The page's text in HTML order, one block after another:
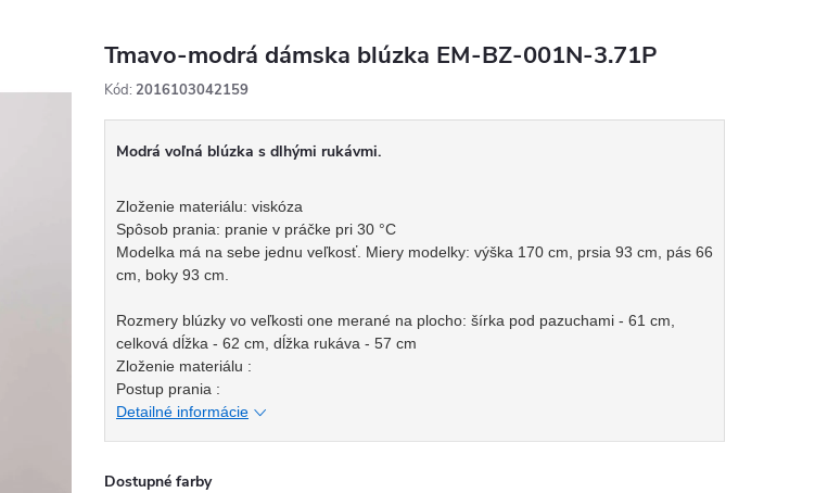
Tmavo-modrá dámska blúzka EM-BZ-001N-3.71P
Kód: 2016103042159
Modrá voľná blúzka s dlhými rukávmi.
Zloženie materiálu: viskóza
Spôsob prania: pranie v práčke pri 30 °C
Modelka má na sebe jednu veľkosť. Miery modelky: výška 170 cm, prsia 93 cm, pás 66
cm, boky 93 cm.
Rozmery blúzky vo veľkosti one merané na plocho: šírka pod pazuchami - 61 cm,
celková dĺžka - 62 cm, dĺžka rukáva - 57 cm
Zloženie materiálu :
Postup prania :
Detailné informácie
Dostupné farby